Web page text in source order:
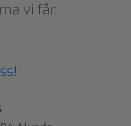
vi får.